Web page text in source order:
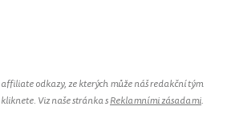
odkazy, ze kterých může náš redakční tým
Viz naše stránka sReklamními zásadami.